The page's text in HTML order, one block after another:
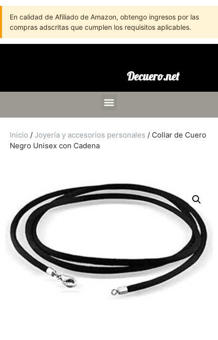
En calidad de Afiliado de Amazon, obtengo ingresos por las
compras adscritas que cumplen los requisitos aplicables.
Decuero.net
Inicio / Joyería y accesorios personales / Collar de Cuero
Negro Unisex con Cadena